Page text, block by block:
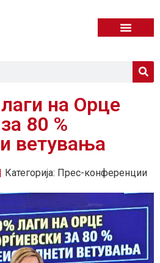
на Орце
80 %
ветувања
Категорија: Прес-конференции